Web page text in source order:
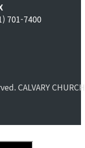
701-7400
CALVARY CHURCH